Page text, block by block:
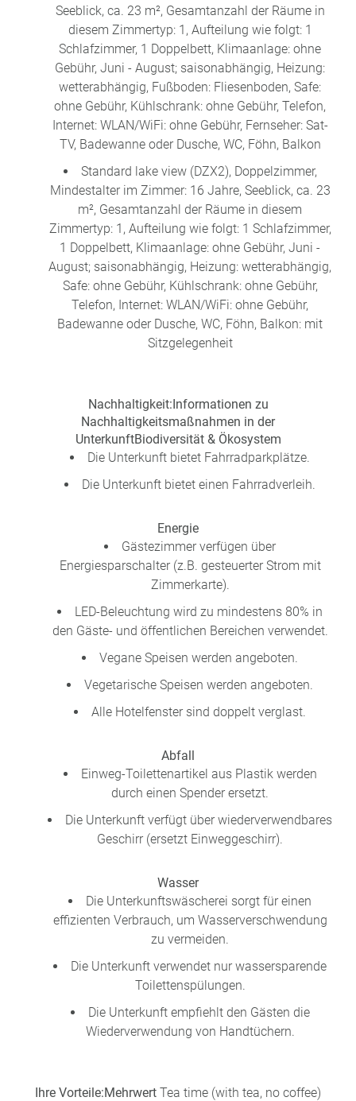
Seeblick, ca. 23 m², Gesamtanzahl der Räume in
diesem Zimmertyp: 1, Aufteilung wie folgt: 1
Schlafzimmer, 1 Doppelbett, Klimaanlage: ohne
Gebühr, Juni - August; saisonabhängig, Heizung:
wetterabhängig, Fußboden: Fliesenboden, Safe:
ohne Gebühr, Kühlschrank: ohne Gebühr, Telefon,
Internet: WLAN/WiFi: ohne Gebühr, Fernseher: Sat-
TV, Badewanne oder Dusche, WC, Föhn, Balkon
Standard lake view (DZX2), Doppelzimmer,
Mindestalter im Zimmer: 16 Jahre, Seeblick, ca. 23
m², Gesamtanzahl der Räume in diesem
Zimmertyp: 1, Aufteilung wie folgt: 1 Schlafzimmer,
1 Doppelbett, Klimaanlage: ohne Gebühr, Juni -
August; saisonabhängig, Heizung: wetterabhängig,
Safe: ohne Gebühr, Kühlschrank: ohne Gebühr,
Telefon, Internet: WLAN/WiFi: ohne Gebühr,
Badewanne oder Dusche, WC, Föhn, Balkon: mit
Sitzgelegenheit
Nachhaltigkeit:Informationen zu
Nachhaltigkeitsmaßnahmen in der
UnterkunftBiodiversität & Ökosystem
Die Unterkunft bietet Fahrradparkplätze.
Die Unterkunft bietet einen Fahrradverleih.
Energie
Gästezimmer verfügen über
Energiesparschalter (z.B. gesteuerter Strom mit
Zimmerkarte).
LED-Beleuchtung wird zu mindestens 80% in
den Gäste- und öffentlichen Bereichen verwendet.
Vegane Speisen werden angeboten.
Vegetarische Speisen werden angeboten.
Alle Hotelfenster sind doppelt verglast.
Abfall
Einweg-Toilettenartikel aus Plastik werden
durch einen Spender ersetzt.
Die Unterkunft verfügt über wiederverwendbares
Geschirr (ersetzt Einweggeschirr).
Wasser
Die Unterkunftswäscherei sorgt für einen
effizienten Verbrauch, um Wasserverschwendung
zu vermeiden.
Die Unterkunft verwendet nur wassersparende
Toilettenspülungen.
Die Unterkunft empfiehlt den Gästen die
Wiederverwendung von Handtüchern.
Ihre Vorteile:Mehrwert Tea time (with tea, no coffee)